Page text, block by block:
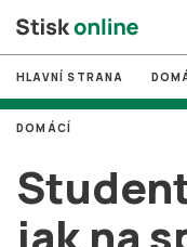
# MUNI
# Brno
# volby
HLAVNÍ STRANA
DOMÁCÍ